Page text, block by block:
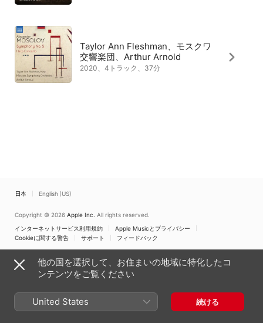
Taylor Ann Fleshman、モスクワ
交響楽団、Arthur Arnold
2020、4トラック、37分
日本 English (US)
Copyright © 2026 Apple Inc. All rights reserved.
インターネットサービス利用規約
Apple Musicとプライバシー
Cookieに関する警告
サポート フィードバック
他の国を選択して、お住まいの地域に特化したコ
ンテンツをご覧ください
United States 続ける